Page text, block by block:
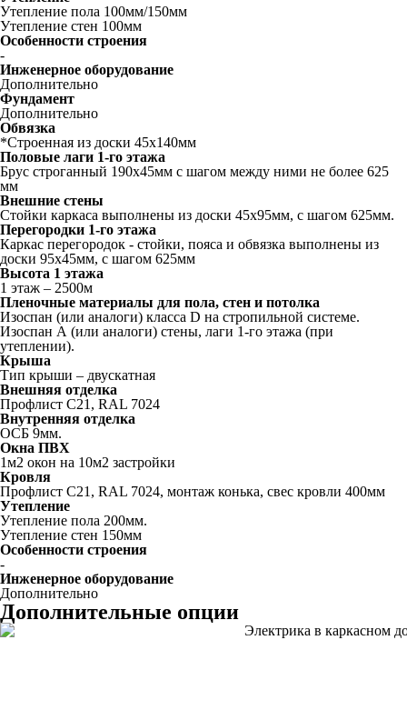
Утепление пола 100мм/150мм
Утепление стен 100мм
Особенности строения
-
Инженерное оборудование
Дополнительно
Фундамент
Дополнительно
Обвязка
*Строенная из доски 45х140мм
Половые лаги 1-го этажа
Брус строганный 190x45мм с шагом между ними не более 625
мм
Внешние стены
Стойки каркаса выполнены из доски 45х95мм, с шагом 625мм.
Перегородки 1-го этажа
Каркас перегородок - стойки, пояса и обвязка выполнены из
доски 95х45мм, с шагом 625мм
Высота 1 этажа
1 этаж – 2500м
Пленочные материалы для пола, стен и потолка
Изоспан (или аналоги) класса D на стропильной системе.
Изоспан А (или аналоги) стены, лаги 1-го этажа (при
утеплении).
Крыша
Тип крыши – двускатная
Внешняя отделка
Профлист C21, RAL 7024
Внутренняя отделка
ОСБ 9мм.
Окна ПВХ
1м2 окон на 10м2 застройки
Кровля
Профлист С21, RAL 7024, монтаж конька, свес кровли 400мм
Утепление
Утепление пола 200мм.
Утепление стен 150мм
Особенности строения
-
Инженерное оборудование
Дополнительно
Дополнительные опции